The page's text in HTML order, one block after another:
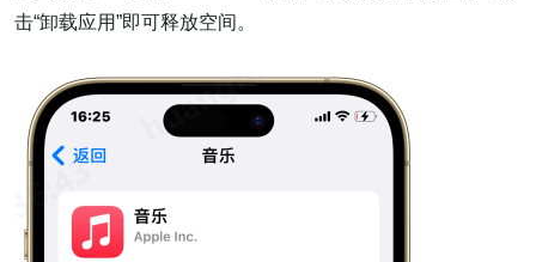
击“卸载应用”即可释放空间。